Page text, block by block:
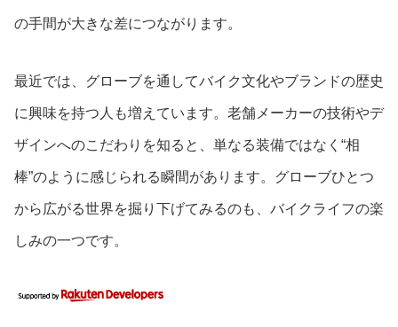
の手間が大きな差につながります。
最近では、グローブを通してバイク文化やブランドの歴史
に興味を持つ人も増えています。老舗メーカーの技術やデ
ザインへのこだわりを知ると、単なる装備ではなく“相
棒”のように感じられる瞬間があります。グローブひとつ
から広がる世界を掘り下げてみるのも、バイクライフの楽
しみの一つです。